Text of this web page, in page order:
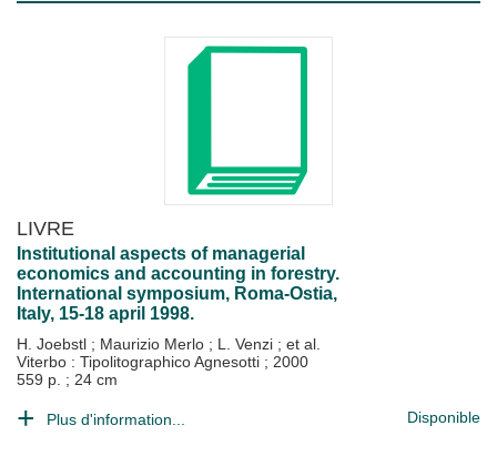
LIVRE
Institutional aspects of managerial
economics and accounting in forestry.
International symposium, Roma-Ostia,
Italy, 15-18 april 1998.
H. Joebstl ; Maurizio Merlo ; L. Venzi ; et al.
Viterbo : Tipolitographico Agnesotti ; 2000
559 p. ; 24 cm
Plus d'information... Disponible